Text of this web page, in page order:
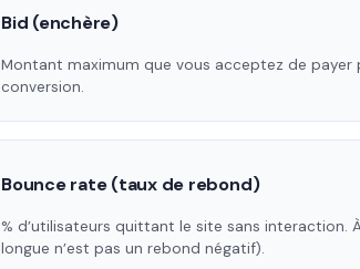
Bid (enchère)
Montant maximum que vous acceptez de payer
conversion.
Bounce rate (taux de rebond)
% d’utilisateurs quittant le site sans interaction.
longue n’est pas un rebond négatif).